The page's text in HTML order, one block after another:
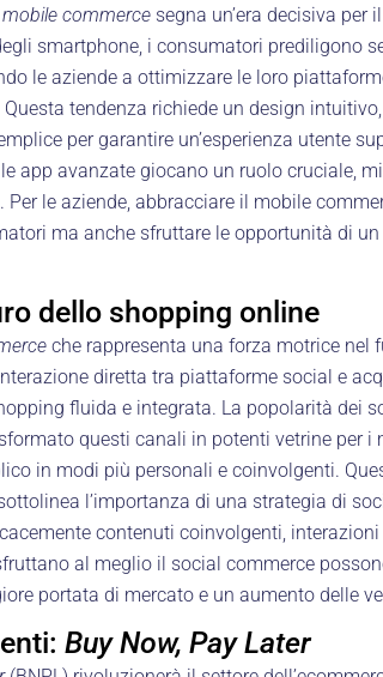
mobile commerce segna un’era decisiva per
smartphone, i consumatori prediligono
le aziende a ottimizzare le loro
tendenza richiede un design
per garantire un’esperienza utente
app avanzate giocano un ruolo cruciale,
le aziende, abbracciare il mobile
ma anche sfruttare le opportunità di
dello shopping online
che rappresenta una forza motrice nel
diretta tra piattaforme social e
fluida e integrata. La popolarità dei
questi canali in potenti vetrine per i
in modi più personali e coinvolgenti.
l’importanza di una strategia di
contenuti coinvolgenti,
al meglio il social commerce
portata di mercato e un aumento delle
Buy Now, Pay Later